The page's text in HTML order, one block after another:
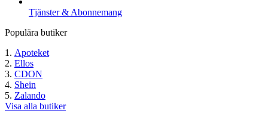
Tjänster & Abonnemang
Populära butiker
Apoteket
Ellos
CDON
Shein
Zalando
Visa alla butiker